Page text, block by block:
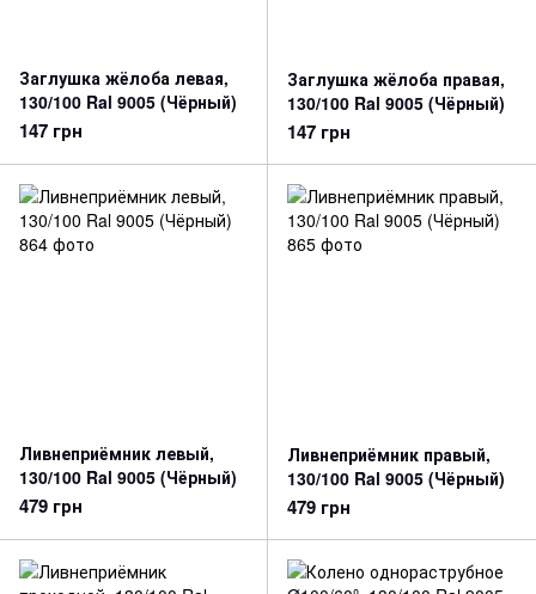
Заглушка жёлоба левая,
130/100 Ral 9005 (Чёрный)
147 грн
Заглушка жёлоба правая,
130/100 Ral 9005 (Чёрный)
147 грн
Ливнеприёмник левый,
130/100 Ral 9005 (Чёрный)
479 грн
Ливнеприёмник правый,
130/100 Ral 9005 (Чёрный)
479 грн